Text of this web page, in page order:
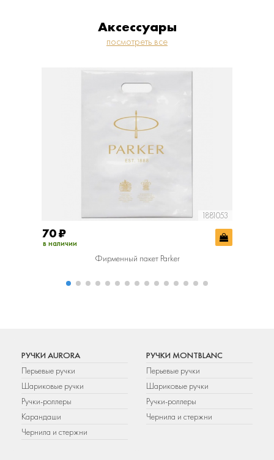
Аксессуары
посмотреть все
1881053
70₽
в наличии
Фирменный пакет Parker
РУЧКИ AURORA
Перьевые ручки
Шариковые ручки
Ручки-роллеры
Карандаши
Чернила и стержни
РУЧКИ MONTBLANC
Перьевые ручки
Шариковые ручки
Ручки-роллеры
Чернила и стержни